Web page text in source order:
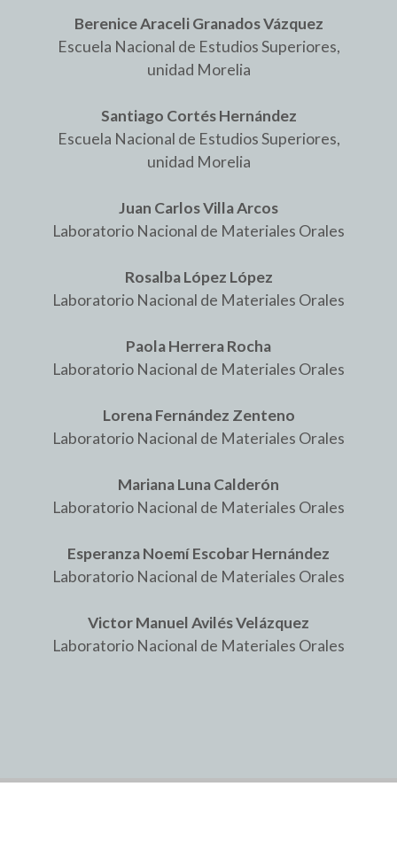
Berenice Araceli Granados Vázquez
Escuela Nacional de Estudios Superiores,
unidad Morelia
Santiago Cortés Hernández
Escuela Nacional de Estudios Superiores,
unidad Morelia
Juan Carlos Villa Arcos
Laboratorio Nacional de Materiales Orales
Rosalba López López
Laboratorio Nacional de Materiales Orales
Paola Herrera Rocha
Laboratorio Nacional de Materiales Orales
Lorena Fernández Zenteno
Laboratorio Nacional de Materiales Orales
Mariana Luna Calderón
Laboratorio Nacional de Materiales Orales
Esperanza Noemí Escobar Hernández
Laboratorio Nacional de Materiales Orales
Victor Manuel Avilés Velázquez
Laboratorio Nacional de Materiales Orales